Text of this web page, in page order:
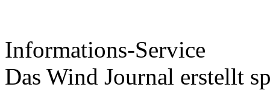
Informations-Service
Das Wind Journal erstellt